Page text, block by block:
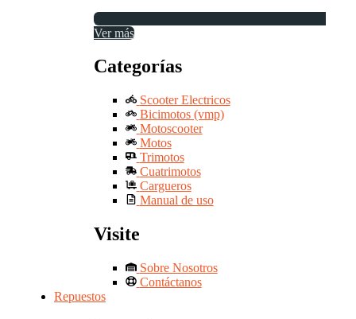
Ver más
Categorías
Scooter Electricos
Bicimotos (vmp)
Motoscooter
Motos
Trimotos
Cuatrimotos
Cargueros
Manual de uso
Visite
Sobre Nosotros
Contáctanos
Repuestos